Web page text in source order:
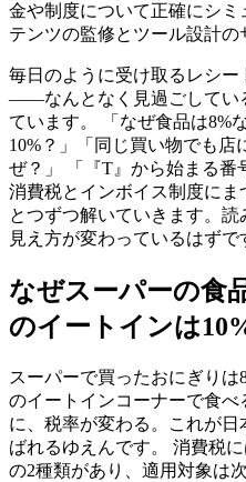
金や制度について正確にシ
テンツの監修とツール設計の
毎日のように受け取るレシ
——なんとなく見過ごしてい
ています。 「なぜ食品は8%
10%？」「同じ買い物でも
ぜ？」 「『T』から始まる
消費税とインボイス制度にま
とつずつ解いていきます。
見え方が変わっているはずで
なぜスーパーの食
のイートインは
スーパーで買ったおにぎり
のイートインコーナーで食べ
に、税率が変わる。これが
ばれるゆえんです。 消費税に
の2種類があり、適用対象は